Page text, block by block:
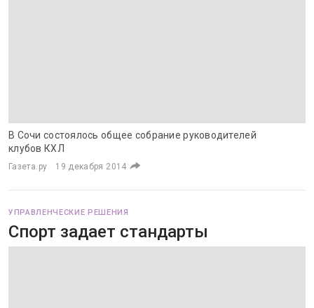
В Сочи состоялось общее собрание руководителей
клубов КХЛ
Газета.ру 19 декабря 2014
УПРАВЛЕНЧЕСКИЕ РЕШЕНИЯ
Спорт задает стандарты